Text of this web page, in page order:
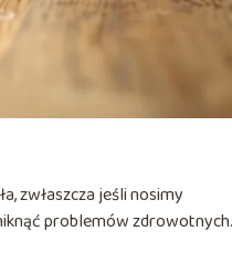
zwłaszcza jeśli nosimy
problemów zdrowotnych.